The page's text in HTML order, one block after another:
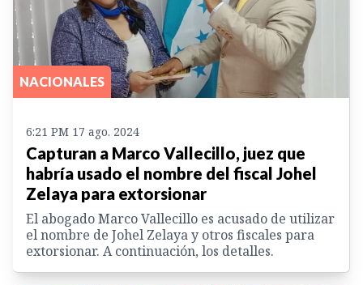
NACIONALES
6:21 PM 17 ago. 2024
Capturan a Marco Vallecillo, juez que
habría usado el nombre del fiscal Johel
Zelaya para extorsionar
El abogado Marco Vallecillo es acusado de utilizar
el nombre de Johel Zelaya y otros fiscales para
extorsionar. A continuación, los detalles.